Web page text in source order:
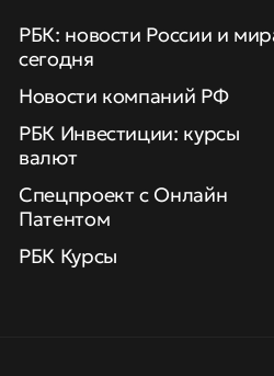
РБК: новости России и
сегодня
Новости компаний РФ
РБК Инвестиции: курсы
валют
Спецпроект с Онлайн
Патентом
РБК Курсы